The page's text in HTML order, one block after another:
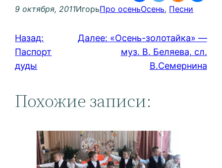
9 октября, 2011ИгорьПро осеньОсень, Песни
Назад:
Паспорт
дуды
Далее: «Осень-золотайка» —
муз. В. Беляева, сл.
В.Семернина
Похожие записи: